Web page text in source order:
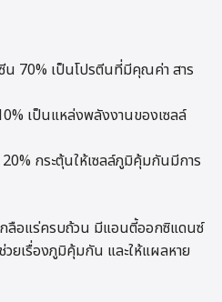
น 70% เป็นโปรตีนที่มีคุณค่า สาร
เป็นแหล่งพลังงานของเซลล์
กระตุ้นให้เซลล์ภูมิคุ้มกันมีการ
กลือแร่ครบถ้วน มีแอนตี้ออกซิแดนซ์
ยเรื่องภูมิคุ้มกัน และให้แผลหาย